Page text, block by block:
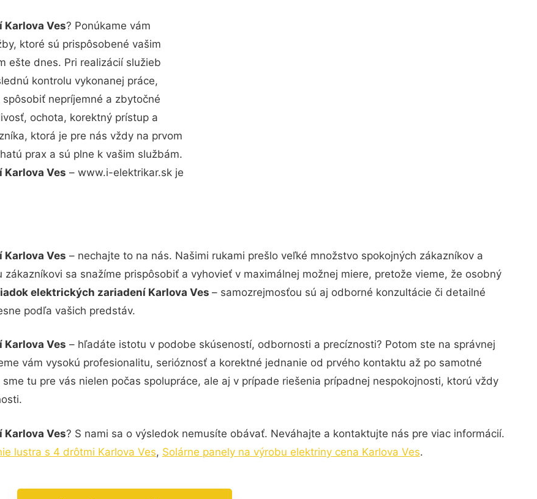
Ves? Ponúkame vám
ktoré sú prispôsobené vašim
ešte dnes. Pri realizácií služieb
kontrolu vykonanej práce,
nepríjemné a zbytočné
ochota, korektný prístup a
ktorá je pre nás vždy na prvom
prax a sú plne k vašim službám.
Ves – www.i-elektrikar.sk je
Ves – nechajte to na nás. Našimi rukami prešlo veľké množstvo spokojných zákazníkov a
sa snažíme prispôsobiť a vyhovieť v maximálnej možnej miere, pretože vieme, že osobný
elektrických zariadení Karlova Ves – samozrejmosťou sú aj odborné konzultácie či detailné
podľa vašich predstáv.
Ves – hľadáte istotu v podobe skúseností, odbornosti a precíznosti? Potom ste na správnej
vám vysokú profesionalitu, serióznosť a korektné jednanie od prvého kontaktu až po samotné
tu pre vás nielen počas spolupráce, ale aj v prípade riešenia prípadnej nespokojnosti, ktorú vždy
Ves? S nami sa o výsledok nemusíte obávať. Neváhajte a kontaktujte nás pre viac informácií.
lustra s 4 drôtmi Karlova Ves, Solárne panely na výrobu elektriny cena Karlova Ves.